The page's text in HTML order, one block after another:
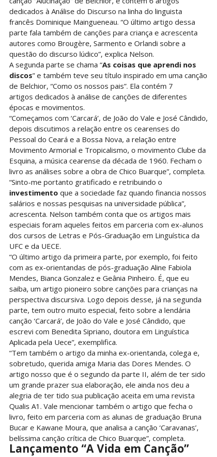
dedicados à Análise do Discurso na linha do linguista
francês Dominique Maingueneau. “O último artigo dessa
parte fala também de canções para criança e acrescenta
autores como Brougère, Sarmento e Orlandi sobre a
questão do discurso lúdico”, explica Nelson.
A segunda parte se chama “As coisas que aprendi nos
discos” e também teve seu título inspirado em uma canção
de Belchior, “Como os nossos pais”. Ela contém 7
artigos dedicados à análise de canções de diferentes
épocas e movimentos.
“Começamos com ‘Carcará’, de João do Vale e José Cândido,
depois discutimos a relação entre os cearenses do
Pessoal do Ceará e a Bossa Nova, a relação entre
Movimento Armorial e Tropicalismo, o movimento Clube da
Esquina, a música cearense da década de 1960. Fecham o
livro as análises sobre a obra de Chico Buarque”, completa.
“Sinto-me portanto gratificado e retribuindo o
investimento que a sociedade faz quando financia nossos
salários e nossas pesquisas na universidade pública”,
acrescenta. Nelson também conta que os artigos mais
especiais foram aqueles feitos em parceria com ex-alunos
dos cursos de Letras e Pós-Graduação em Linguística da
UFC e da UECE.
“O último artigo da primeira parte, por exemplo, foi feito
com as ex-orientandas de pós-graduação Aline Fabiola
Mendes, Bianca Gonzalez e Geânia Pinheiro. É, que eu
saiba, um artigo pioneiro sobre canções para crianças na
perspectiva discursiva. Logo depois desse, já na segunda
parte, tem outro muito especial, feito sobre a lendária
canção ‘Carcará’, de João do Vale e José Cândido, que
escrevi com Benedita Sipriano, doutora em Linguística
Aplicada pela Uece”, exemplifica.
“Tem também o artigo da minha ex-orientanda, colega e,
sobretudo, querida amiga Maria das Dores Mendes. O
artigo nosso que é o segundo da parte II, além de ter sido
um grande prazer sua elaboração, ele ainda nos deu a
alegria de ter tido sua publicação aceita em uma revista
Qualis A1. Vale mencionar também o artigo que fecha o
livro, feito em parceria com as alunas de graduação Bruna
Bucar e Kawane Moura, que analisa a canção ‘Caravanas’,
belíssima canção crítica de Chico Buarque”, completa.
Lançamento “A Vida em Canção”